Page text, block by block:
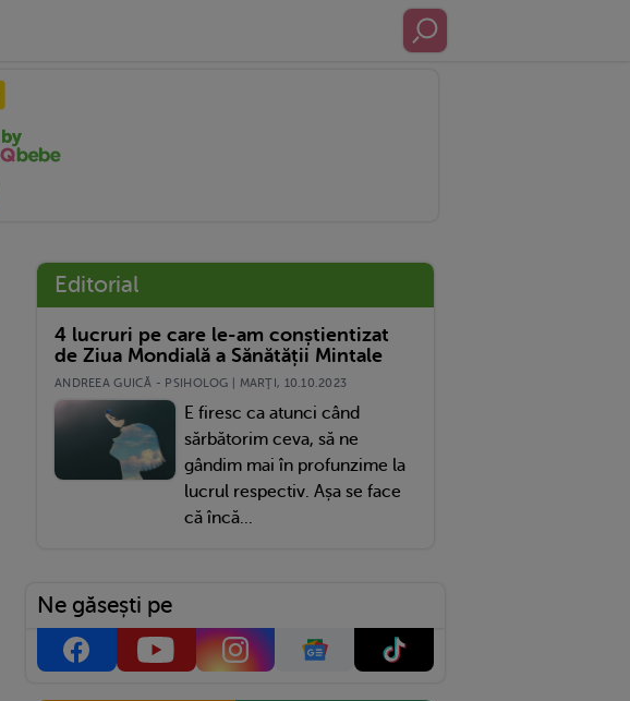
Editorial
4 lucruri pe care le-am conștientizat
de Ziua Mondială a Sănătății Mintale
ANDREEA GUICĂ - PSIHOLOG | MARŢI, 10.10.2023
E firesc ca atunci când
sărbătorim ceva, să ne
gândim mai în profunzime la
lucrul respectiv. Așa se face
că încă...
Ne găsești pe